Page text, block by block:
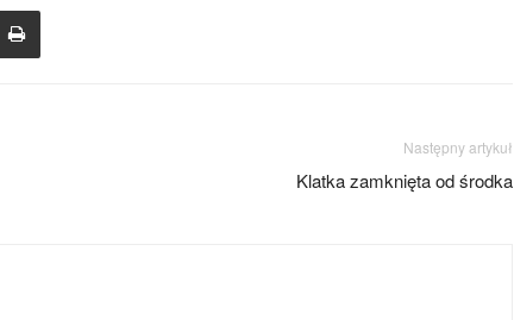
Następny artykuł
Klatka zamknięta od środka